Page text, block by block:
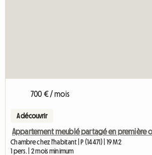
700 € / mois
A découvrir
Chambre chez l'habitant | P (14471) | 19 M2
1 pers. | 2 mois minimum